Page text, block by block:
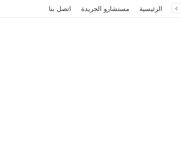
الرئيسية مستشارو الجريدة اتصل بنا